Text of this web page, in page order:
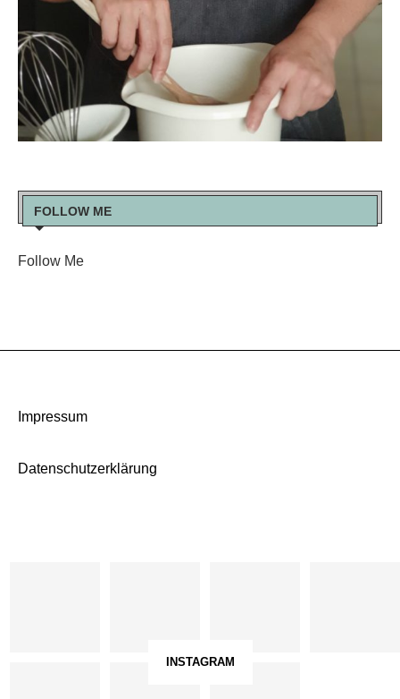
FOLLOW ME
Follow Me
Impressum
Datenschutzerklärung
INSTAGRAM